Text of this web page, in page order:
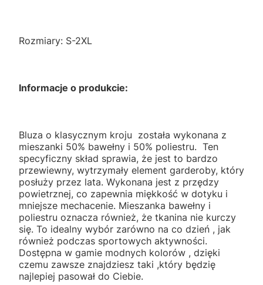
Rozmiary: S-2XL
Informacje o produkcie:
Bluza o klasycznym kroju została wykonana z
mieszanki 50% bawełny i 50% poliestru. Ten
specyficzny skład sprawia, że jest to bardzo
przewiewny, wytrzymały element garderoby, który
posłuży przez lata. Wykonana jest z przędzy
powietrznej, co zapewnia miękkość w dotyku i
mniejsze mechacenie. Mieszanka bawełny i
poliestru oznacza również, że tkanina nie kurczy
się. To idealny wybór zarówno na co dzień , jak
również podczas sportowych aktywności.
Dostępna w gamie modnych kolorów , dzięki
czemu zawsze znajdziesz taki ,który będzię
najlepiej pasował do Ciebie.